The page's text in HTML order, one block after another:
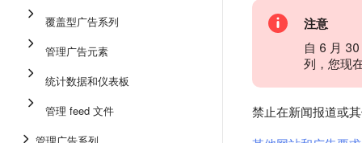
覆盖型广告系列
管理广告元素
统计数据和仪表板
管理 feed 文件
注意
自 6 月
列，您现
禁止在新闻报道或